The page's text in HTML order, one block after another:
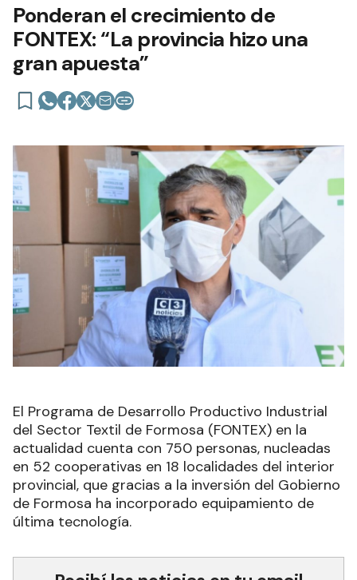
Ponderan el crecimiento de
FONTEX: “La provincia hizo una
gran apuesta”
El Programa de Desarrollo Productivo Industrial
del Sector Textil de Formosa (FONTEX) en la
actualidad cuenta con 750 personas, nucleadas
en 52 cooperativas en 18 localidades del interior
provincial, que gracias a la inversión del Gobierno
de Formosa ha incorporado equipamiento de
última tecnología.